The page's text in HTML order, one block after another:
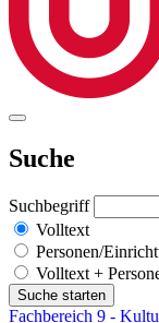
Suche
Suchbegriff
Volltext
Personen/
Volltext +
Fachbereich 9 -